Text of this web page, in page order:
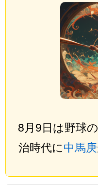
8月9日は野球
治時代に中馬庚